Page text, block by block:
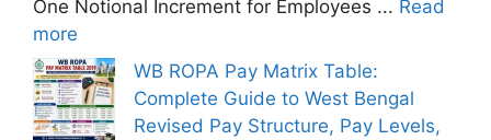
One Notional Increment for Employees ... Read
more
WB ROPA Pay Matrix Table:
Complete Guide to West Bengal
Revised Pay Structure, Pay Levels,